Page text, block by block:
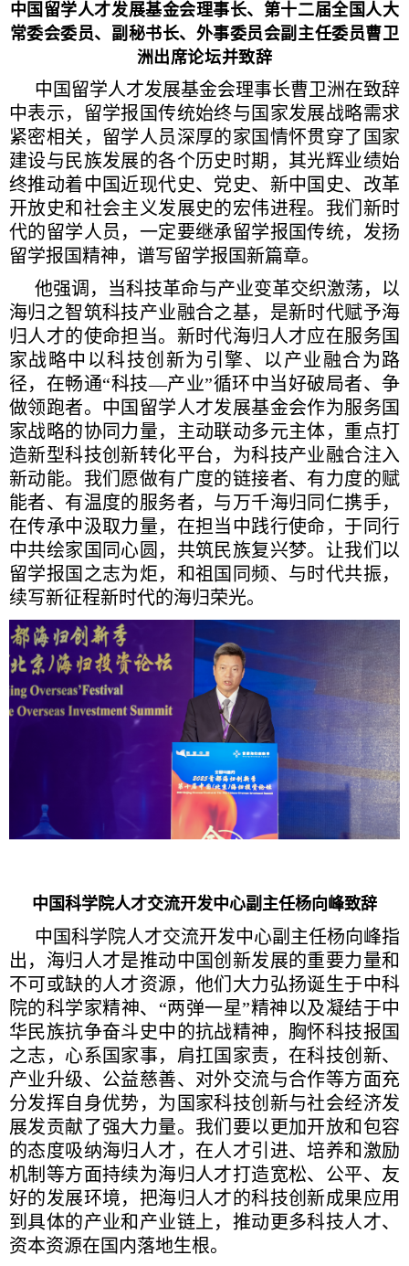
中国留学人才发展基金会理事长、第十二届全国人大
常委会委员、副秘书长、外事委员会副主任委员曹卫
洲出席论坛并致辞
中国留学人才发展基金会理事长曹卫洲在致辞
中表示，留学报国传统始终与国家发展战略需求
紧密相关，留学人员深厚的家国情怀贯穿了国家
建设与民族发展的各个历史时期，其光辉业绩始
终推动着中国近现代史、党史、新中国史、改革
开放史和社会主义发展史的宏伟进程。我们新时
代的留学人员，一定要继承留学报国传统，发扬
留学报国精神，谱写留学报国新篇章。
他强调，当科技革命与产业变革交织激荡，以
海归之智筑科技产业融合之基，是新时代赋予海
归人才的使命担当。新时代海归人才应在服务国
家战略中以科技创新为引擎、以产业融合为路
径，在畅通“科技—产业”循环中当好破局者、争
做领跑者。中国留学人才发展基金会作为服务国
家战略的协同力量，主动联动多元主体，重点打
造新型科技创新转化平台，为科技产业融合注入
新动能。我们愿做有广度的链接者、有力度的赋
能者、有温度的服务者，与万千海归同仁携手，
在传承中汲取力量，在担当中践行使命，于同行
中共绘家国同心圆，共筑民族复兴梦。让我们以
留学报国之志为炬，和祖国同频、与时代共振，
续写新征程新时代的海归荣光。
中国科学院人才交流开发中心副主任杨向峰致辞
中国科学院人才交流开发中心副主任杨向峰指
出，海归人才是推动中国创新发展的重要力量和
不可或缺的人才资源，他们大力弘扬诞生于中科
院的科学家精神、“两弹一星”精神以及凝结于中
华民族抗争奋斗史中的抗战精神，胸怀科技报国
之志，心系国家事，肩扛国家责，在科技创新、
产业升级、公益慈善、对外交流与合作等方面充
分发挥自身优势，为国家科技创新与社会经济发
展发贡献了强大力量。我们要以更加开放和包容
的态度吸纳海归人才，在人才引进、培养和激励
机制等方面持续为海归人才打造宽松、公平、友
好的发展环境，把海归人才的科技创新成果应用
到具体的产业和产业链上，推动更多科技人才、
资本资源在国内落地生根。